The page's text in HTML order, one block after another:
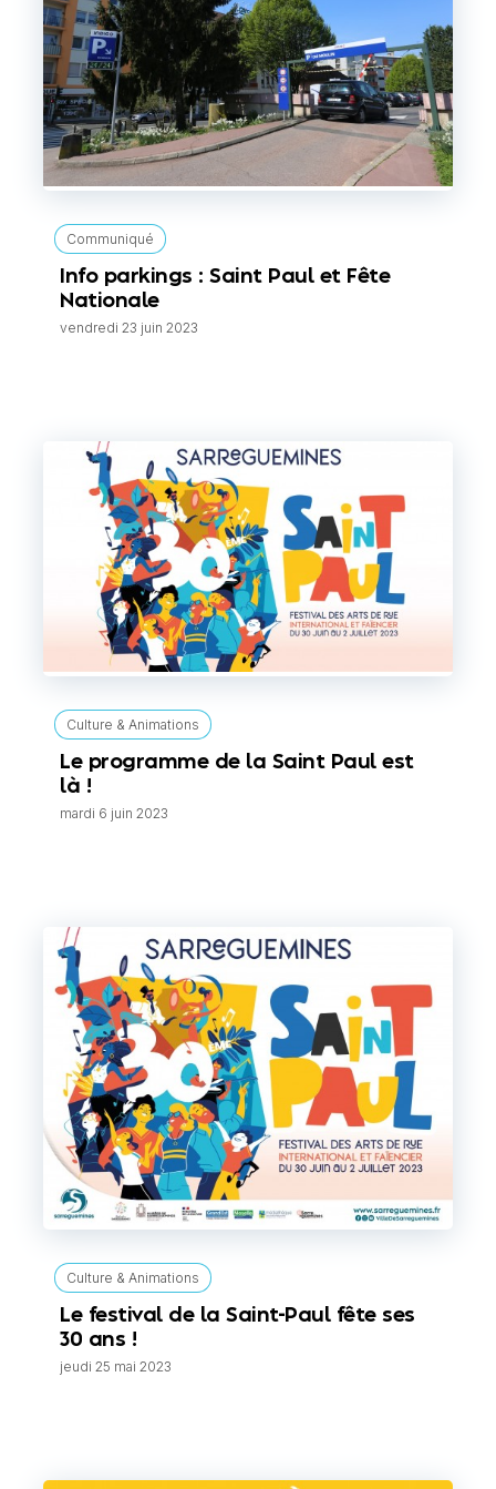
Communiqué
Info parkings : Saint Paul et Fête
Nationale
vendredi 23 juin 2023
Culture & Animations
Le programme de la Saint Paul est
là !
mardi 6 juin 2023
Culture & Animations
Le festival de la Saint-Paul fête ses
30 ans !
jeudi 25 mai 2023